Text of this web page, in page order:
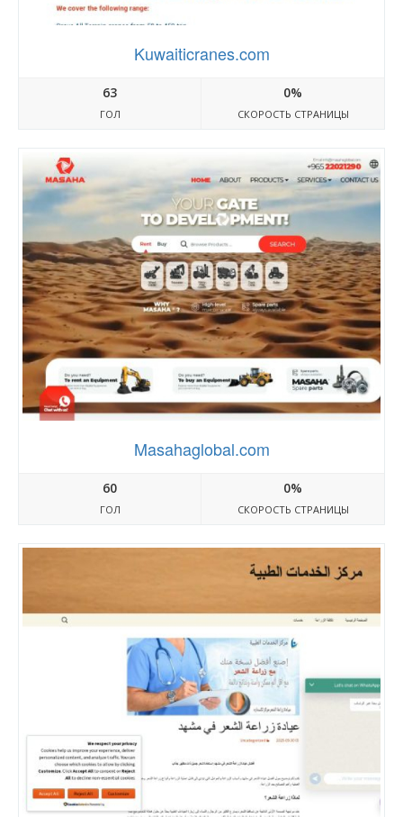
Kuwaiticranes.com
63
ГОЛ
0%
СКОРОСТЬ СТРАНИЦЫ
Masahaglobal.com
60
ГОЛ
0%
СКОРОСТЬ СТРАНИЦЫ